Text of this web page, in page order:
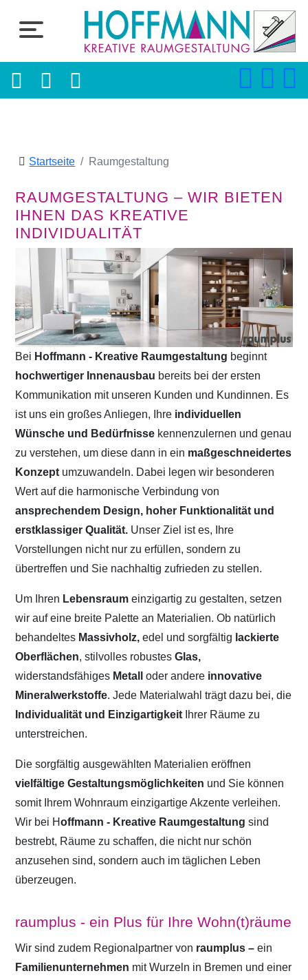
Startseite Raumgestaltung
RAUMGESTALTUNG – WIR BIETEN
IHNEN DAS KREATIVE
INDIVIDUALITÄT
Bei Hoffmann - Kreative Raumgestaltung beginnt
hochwertiger Innenausbau bereits bei der ersten
Kommunikation mit unseren Kunden und Kundinnen. Es
ist uns ein großes Anliegen, Ihre individuellen
Wünsche und Bedürfnisse kennenzulernen und genau
zu verstehen, um diese dann in ein maßgeschneidertes
Konzept umzuwandeln. Dabei legen wir besonderen
Wert auf die harmonische Verbindung von
ansprechendem Design, hoher Funktionalität und
erstklassiger Qualität. Unser Ziel ist es, Ihre
Vorstellungen nicht nur zu erfüllen, sondern zu
übertreffen und Sie nachhaltig zufrieden zu stellen.
Um Ihren Lebensraumeinzigartig zu gestalten, setzen
wir auf eine breite Palette an Materialien. Ob natürlich
behandeltes Massivholz, edel und sorgfältig lackierte
Oberflächen, stilvolles robustesGlas,
widerstandsfähiges Metalloder andere innovative
Mineralwerkstoffe. Jede Materialwahl trägt dazu bei, die
Individualität und Einzigartigkeit Ihrer Räume zu
unterstreichen.
Die sorgfältig ausgewählten Materialien eröffnen
vielfältige Gestaltungsmöglichkeiten und Sie können
somit Ihrem Wohnraum einzigartige Akzente verleihen.
Wir bei Hoffmann - Kreative Raumgestaltung sind
bestrebt, Räume zu schaffen, die nicht nur schön
anzusehen sind, sondern auch im täglichen Leben
überzeugen.
raumplus - ein Plus für Ihre Wohn(t)räume
Wir sind zudem Regionalpartner von raumplus – ein
Familienunternehmen mit Wurzeln in Bremen und einer